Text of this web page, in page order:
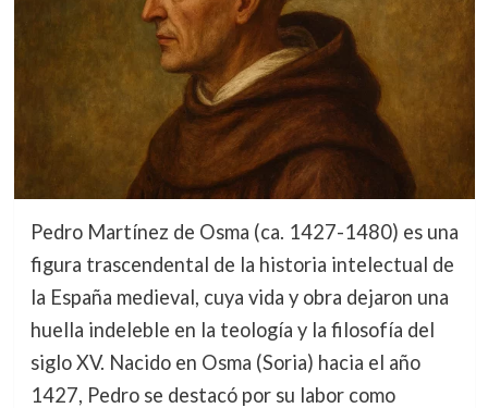
Pedro Martínez de Osma (ca. 1427-1480) es una
figura trascendental de la historia intelectual de
la España medieval, cuya vida y obra dejaron una
huella indeleble en la teología y la filosofía del
siglo XV. Nacido en Osma (Soria) hacia el año
1427, Pedro se destacó por su labor como